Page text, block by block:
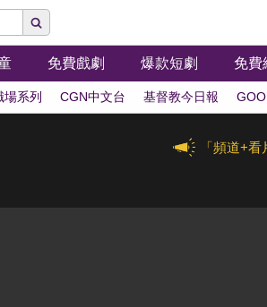
免費戲劇 爆款短劇 免費
場系列 CGN中文台 基督教今日報
「頻道+